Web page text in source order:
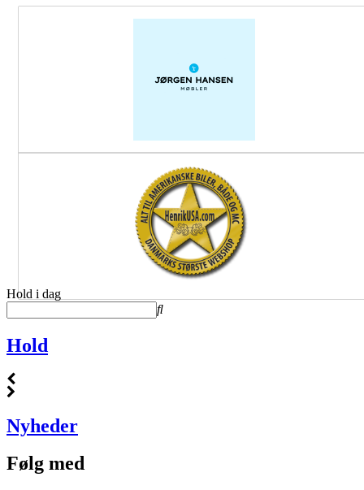
Hold i dag
Hold
Nyheder
Følg med